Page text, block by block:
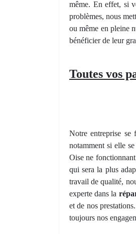
même. En effet, si
problèmes, nous
ou même en pleine
bénéficier de leur
Toutes vos
Notre entreprise
notamment si elle
Oise ne
qui sera la plus
travail de qualité,
experte dans la
et de nos
toujours nos